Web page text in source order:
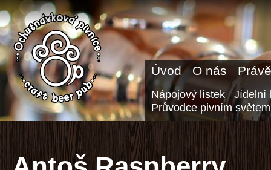
Úvod O nás
Nápojový lístek
Jídelní
Průvodce pivním světem